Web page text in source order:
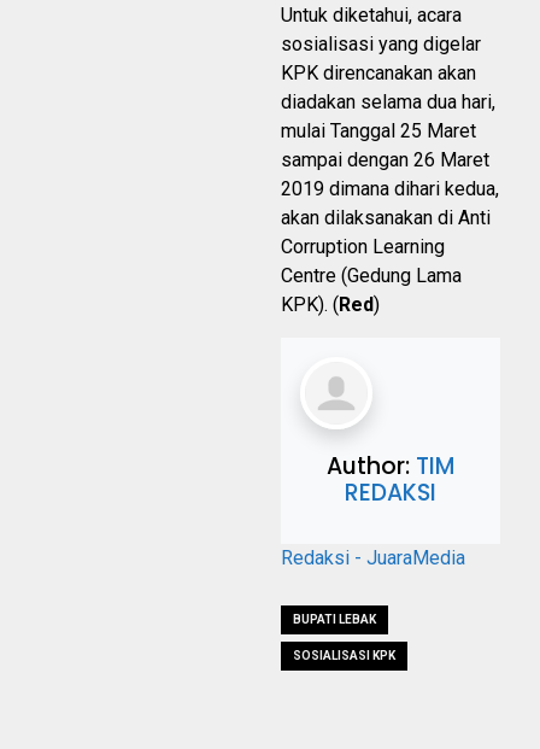
Untuk diketahui, acara
sosialisasi yang digelar
KPK direncanakan akan
diadakan selama dua hari,
mulai Tanggal 25 Maret
sampai dengan 26 Maret
2019 dimana dihari kedua,
akan dilaksanakan di Anti
Corruption Learning
Centre (Gedung Lama
KPK). (Red)
Author: TIM
REDAKSI
Redaksi - JuaraMedia
BUPATI LEBAK
SOSIALISASI KPK